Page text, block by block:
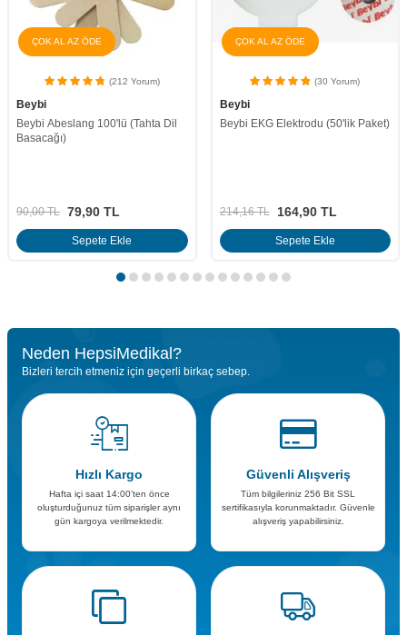
ÇOK AL AZ ÖDE
(30 Yorum)
Beybi
Beybi EKG Elektrodu (50'lik Paket)
214,16TL 164,90TL
Sepete Ekle
(18 Yorum)
Clorethyl Soğutucu Sprey
162,37TL 129,90TL
Sepete Ekle
Neden HepsiMedikal?
Bizleri tercih etmeniz için geçerli birkaç sebep.
Hızlı Kargo
Hafta içi saat 14:00’ten önce
oluşturduğunuz tüm siparişler aynı
gün kargoya verilmektedir.
Güvenli Alışveriş
Tüm bilgileriniz 256 Bit SSL
sertifikasıyla korunmaktadır. Güvenle
alışveriş yapabilirsiniz.